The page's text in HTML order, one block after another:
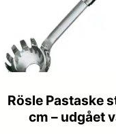
Rösle Pastaske
cm – udgået